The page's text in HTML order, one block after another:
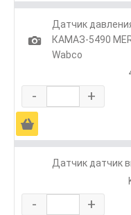
1
Датчик
КАМАЗ-5490
Wabco
- +
Ä
Датчик датчик
- +